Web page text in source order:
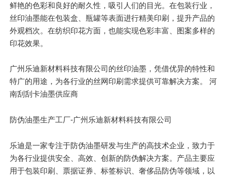
鲜艳的色彩和良好的耐久性，吸引人们的目光。在包装行业，
丝印油墨能在包装盒、瓶罐等表面进行精美印刷，提升产品的
外观档次。在纺织印花方面，也能实现色彩丰富、图案多样的
印花效果。
广州乐迪新材料科技有限公司的丝印油墨，凭借优异的特性和
特广的用途，为各行业的丝网印刷需求提供可靠解决方案。 河
南刮刮卡油墨供应商
防伪油墨生产工厂-广州乐迪新材料科技有限公司
乐迪是一家专注于防伪油墨研发与生产的高技术企业，致力于
为各行业提供安全、高效、创新的防伪解决方案。产品主要应
用于包装印刷、票据证券、标签标识、奢侈品防伪等领域，以